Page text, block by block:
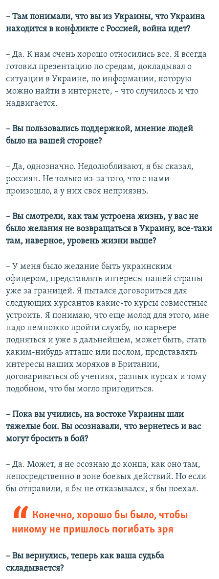
– Там понимали, что вы из Украины, что Украина
находится в конфликте с Россией, война идет?
– Да. К нам очень хорошо относились все. Я всегда
готовил презентацию по средам, докладывал о
ситуации в Украине, по информации, которую
можно найти в интернете, – что случилось и что
надвигается.
– Вы пользовались поддержкой, мнение людей
было на вашей стороне?
– Да, однозначно. Недолюбливают, я бы сказал,
россиян. Не только из-за того, что с нами
произошло, а у них своя неприязнь.
– Вы смотрели, как там устроена жизнь, у вас не
было желания не возвращаться в Украину, все-таки
там, наверное, уровень жизни выше?
– У меня было желание быть украинским
офицером, представлять интересы нашей страны
уже за границей. Я пытался договориться для
следующих курсантов какие-то курсы совместные
устроить. Я понимаю, что еще молод для этого, мне
надо немножко пройти службу, по карьере
подняться и уже в дальнейшем, может быть, стать
каким-нибудь атташе или послом, представлять
интересы наших моряков в Британии,
договариваться об учениях, разных курсах и тому
подобном, что бы могло пригодиться.
– Пока вы учились, на востоке Украины шли
тяжелые бои. Вы осознавали, что вернетесь и вас
могут бросить в бой?
– Да. Может, я не осознаю до конца, как оно там,
непосредственно в зоне боевых действий. Но если
бы отправили, я бы не отказывался, я бы поехал.
Конечно, хорошо бы было, чтобы
никому не пришлось погибать зря
– Вы вернулись, теперь как ваша судьба
складывается?